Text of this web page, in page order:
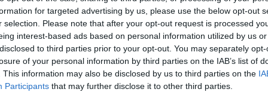
for targeted advertising by us, please use the below opt-out
selection. Please note that after your opt-out request is processed
interest-based ads based on personal information utilized by us
to third parties prior to your opt-out. You may separately
of your personal information by third parties on the IAB’s list of
This information may also be disclosed by us to third parties on the
Participants that may further disclose it to other third parties.
Ferenc pápa jövőre tervezett
várost és települést is érinthet, ahol korábban
tanácskozására a Vatikánba érkezett Erdő
nek pénteken.